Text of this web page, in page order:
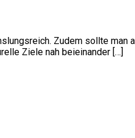
Zudem sollte man
Ziele nah beieinander […]